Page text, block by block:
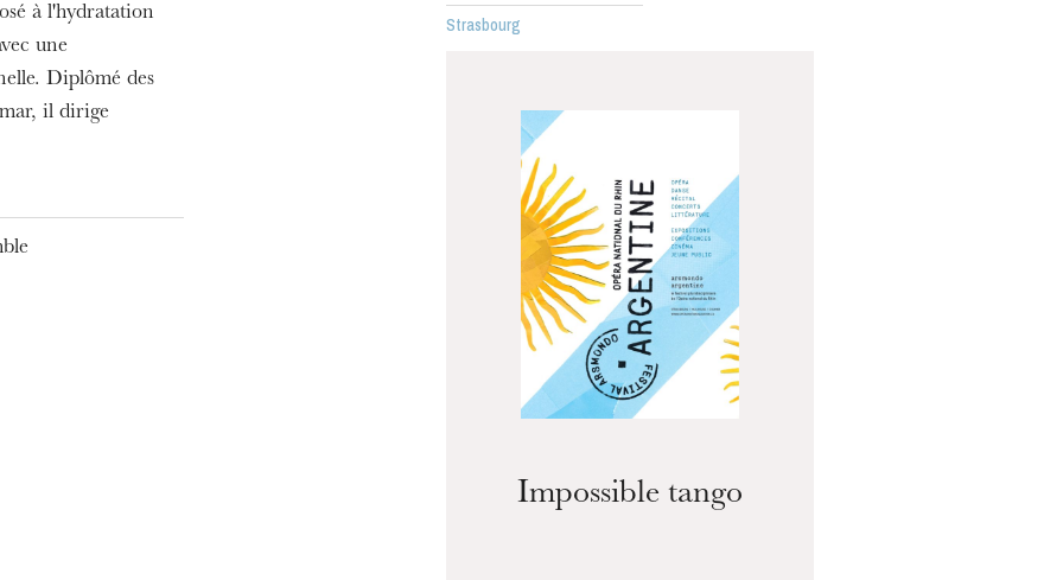
à l'hydratation
une
Diplômé des
il dirige
Strasbourg
Impossible tango